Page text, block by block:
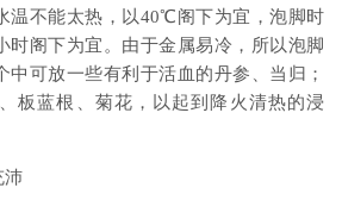
温不能太热，以40℃阁下为宜，泡脚时
时阁下为宜。由于金属易冷，所以泡脚
中可放一些有利于活血的丹参、当归；
板蓝根、菊花，以起到降火清热的浸
沛­